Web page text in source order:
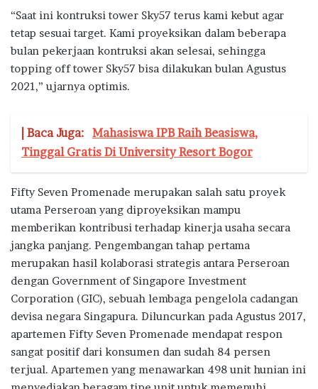
“Saat ini kontruksi tower Sky57 terus kami kebut agar
tetap sesuai target. Kami proyeksikan dalam beberapa
bulan pekerjaan kontruksi akan selesai, sehingga
topping off tower Sky57 bisa dilakukan bulan Agustus
2021,” ujarnya optimis.
| Baca Juga: Mahasiswa IPB Raih Beasiswa,
Tinggal Gratis Di University Resort Bogor
Fifty Seven Promenade merupakan salah satu proyek
utama Perseroan yang diproyeksikan mampu
memberikan kontribusi terhadap kinerja usaha secara
jangka panjang. Pengembangan tahap pertama
merupakan hasil kolaborasi strategis antara Perseroan
dengan Government of Singapore Investment
Corporation (GIC), sebuah lembaga pengelola cadangan
devisa negara Singapura. Diluncurkan pada Agustus 2017,
apartemen Fifty Seven Promenade mendapat respon
sangat positif dari konsumen dan sudah 84 persen
terjual. Apartemen yang menawarkan 498 unit hunian ini